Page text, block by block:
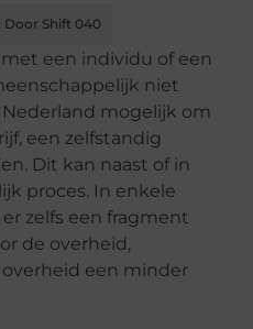
Door Shift 040
een individu of een
niet
mogelijk om
, een zelfstandig
Dit kan naast of in
proces. In enkele
zelfs een fragment
de overheid,
een minder